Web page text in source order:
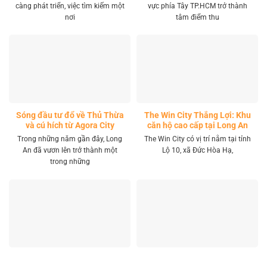
càng phát triển, việc tìm kiếm một
nơi
vực phía Tây TP.HCM trở thành
tâm điểm thu
Sóng đầu tư đổ về Thủ Thừa
và cú hích từ Agora City
Trong những năm gần đây, Long
An đã vươn lên trở thành một
trong những
The Win City Thắng Lợi: Khu
căn hộ cao cấp tại Long An
The Win City có vị trí nằm tại tỉnh
Lộ 10, xã Đức Hòa Hạ,